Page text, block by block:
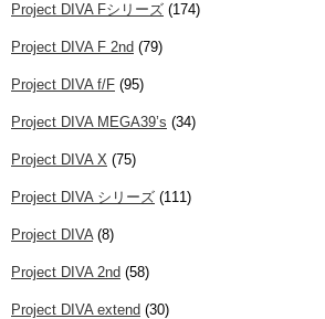
Project DIVA Fシリーズ (174)
Project DIVA F 2nd (79)
Project DIVA f/F (95)
Project DIVA MEGA39’s (34)
Project DIVA X (75)
Project DIVA シリーズ (111)
Project DIVA (8)
Project DIVA 2nd (58)
Project DIVA extend (30)